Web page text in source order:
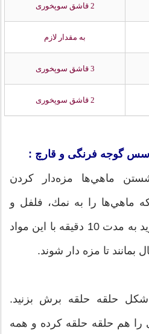
2 قاشق سوپخوری
به مقدار لازم
3 قاشق سوپخوری
2 قاشق سوپخوری
سس گوجه فرنگی و قارچ :
ماهي‌ها مزه‌دار كردن
ماهي‌ها را به نمك، فلفل و
سركه آغشته كنيد و بگذاريد به مدت 10 دقيقه با اين مواد
تا مزه دار شوند.
حلقه حلقه برش بزنيد.
را هم حلقه حلقه كرده و همه